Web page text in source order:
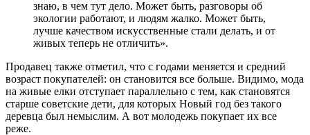
знаю, в чем тут дело. Может быть, разговоры об
экологии работают, и людям жалко. Может быть,
лучше качеством искусственные стали делать, и от
живых теперь не отличить».
Продавец также отметил, что с годами меняется и средний
возраст покупателей: он становится все больше. Видимо, мода
на живые елки отступает параллельно с тем, как становятся
старше советские дети, для которых Новый год без такого
деревца был немыслим. А вот молодежь покупает их все
реже.